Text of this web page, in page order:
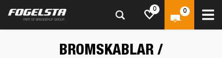
0 0
BROMSKABLAR /